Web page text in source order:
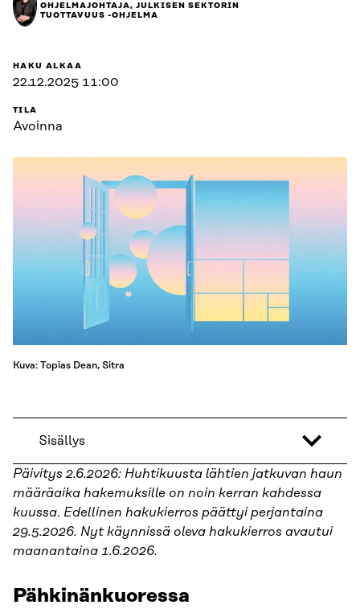
OHJELMAJOHTAJA, JULKISEN SEKTORIN
TUOTTAVUUS -OHJELMA
HAKU ALKAA
22.12.2025 11:00
TILA
Avoinna
Kuva: Topias Dean, Sitra
Sisällys
Päivitys 2.6.2026: Huhtikuusta lähtien jatkuvan haun
määräaika hakemuksille on noin kerran kahdessa
kuussa. Edellinen hakukierros päättyi perjantaina
29.5.2026. Nyt käynnissä oleva hakukierros avautui
maanantaina 1.6.2026.
Pähkinänkuoressa